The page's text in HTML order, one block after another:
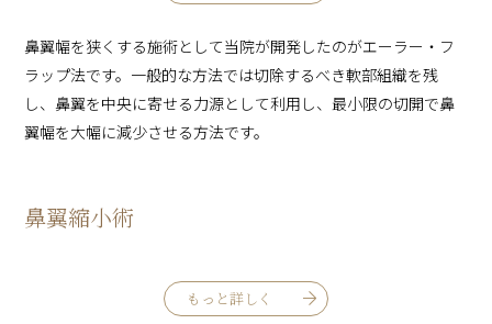
鼻翼幅を狭くする施術として当院が開発したのがエーラー・フ
ラップ法です。一般的な方法では切除するべき軟部組織を残
し、鼻翼を中央に寄せる力源として利用し、最小限の切開で鼻
翼幅を大幅に減少させる方法です。
鼻翼縮小術
もっと詳しく